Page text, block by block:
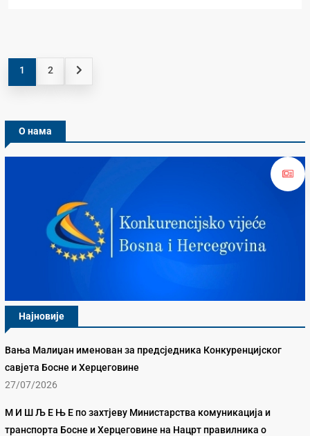
1 2
О нама
Најновије
Вања Малиџан именован за предсједника Конкуренцијског
савјета Босне и Херцеговине
27/07/2026
М И Ш Љ Е Њ Е по захтјеву Министарства комуникација и
транспорта Босне и Херцеговине на Нацрт правилника о